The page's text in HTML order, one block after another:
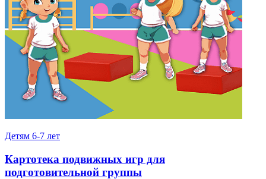
Детям 6-7 лет
Картотека подвижных игр для
подготовительной группы